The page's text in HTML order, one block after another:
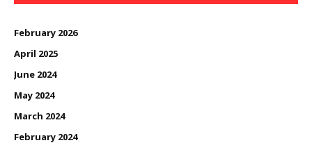
February 2026
April 2025
June 2024
May 2024
March 2024
February 2024